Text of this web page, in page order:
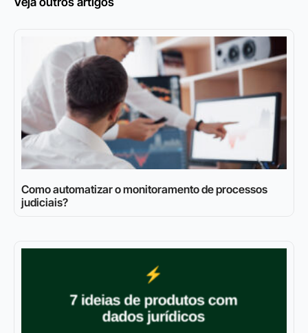
Como automatizar o monitoramento de processos
judiciais?